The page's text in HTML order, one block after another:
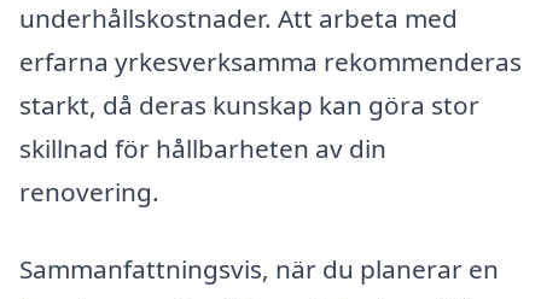
underhållskostnader. Att arbeta med
erfarna yrkesverksamma rekommenderas
starkt, då deras kunskap kan göra stor
skillnad för hållbarheten av din
renovering.
Sammanfattningsvis, när du planerar en